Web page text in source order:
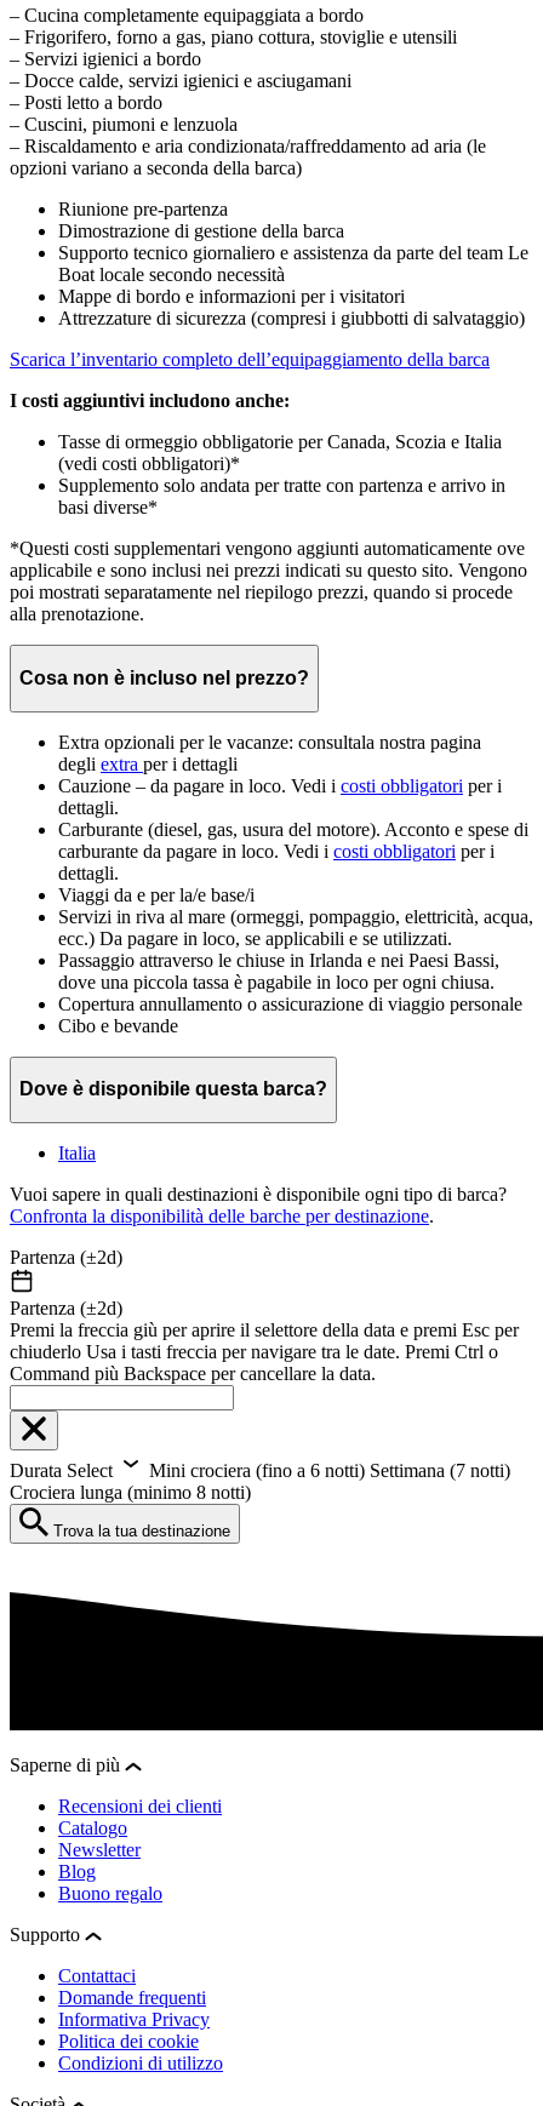
– Cucina completamente equipaggiata a bordo
– Frigorifero, forno a gas, piano cottura, stoviglie e utensili
– Servizi igienici a bordo
– Docce calde, servizi igienici e asciugamani
– Posti letto a bordo
– Cuscini, piumoni e lenzuola
– Riscaldamento e aria condizionata/raffreddamento ad aria (le
opzioni variano a seconda della barca)
Riunione pre-partenza
Dimostrazione di gestione della barca
Supporto tecnico giornaliero e assistenza da parte del team Le
Boat locale secondo necessità
Mappe di bordo e informazioni per i visitatori
Attrezzature di sicurezza (compresi i giubbotti di salvataggio)
Scarica l’inventario completo dell’equipaggiamento della barca
I costi aggiuntivi includono anche:
Tasse di ormeggio obbligatorie per Canada, Scozia e Italia
(vedi costi obbligatori)*
Supplemento solo andata per tratte con partenza e arrivo in
basi diverse*
*Questi costi supplementari vengono aggiunti automaticamente ove
applicabile e sono inclusi nei prezzi indicati su questo sito. Vengono
poi mostrati separatamente nel riepilogo prezzi, quando si procede
alla prenotazione.
Cosa non è incluso nel prezzo?
Extra opzionali per le vacanze: consultala nostra pagina
degli extra per i dettagli
Cauzione – da pagare in loco. Vedi i costi obbligatori per i
dettagli.
Carburante (diesel, gas, usura del motore). Acconto e spese di
carburante da pagare in loco. Vedi i costi obbligatori per i
dettagli.
Viaggi da e per la/e base/i
Servizi in riva al mare (ormeggi, pompaggio, elettricità, acqua,
ecc.) Da pagare in loco, se applicabili e se utilizzati.
Passaggio attraverso le chiuse in Irlanda e nei Paesi Bassi,
dove una piccola tassa è pagabile in loco per ogni chiusa.
Copertura annullamento o assicurazione di viaggio personale
Cibo e bevande
Dove è disponibile questa barca?
Italia
Vuoi sapere in quali destinazioni è disponibile ogni tipo di barca?
Confronta la disponibilità delle barche per destinazione.
Partenza (±2d)
Partenza (±2d)
Premi la freccia giù per aprire il selettore della data e premi Esc per
chiuderlo Usa i tasti freccia per navigare tra le date. Premi Ctrl o
Command più Backspace per cancellare la data.
Durata Select Mini crociera (fino a 6 notti) Settimana (7 notti)
Crociera lunga (minimo 8 notti)
Trova la tua destinazione
Saperne di più
Recensioni dei clienti
Catalogo
Newsletter
Blog
Buono regalo
Supporto
Contattaci
Domande frequenti
Informativa Privacy
Politica dei cookie
Condizioni di utilizzo